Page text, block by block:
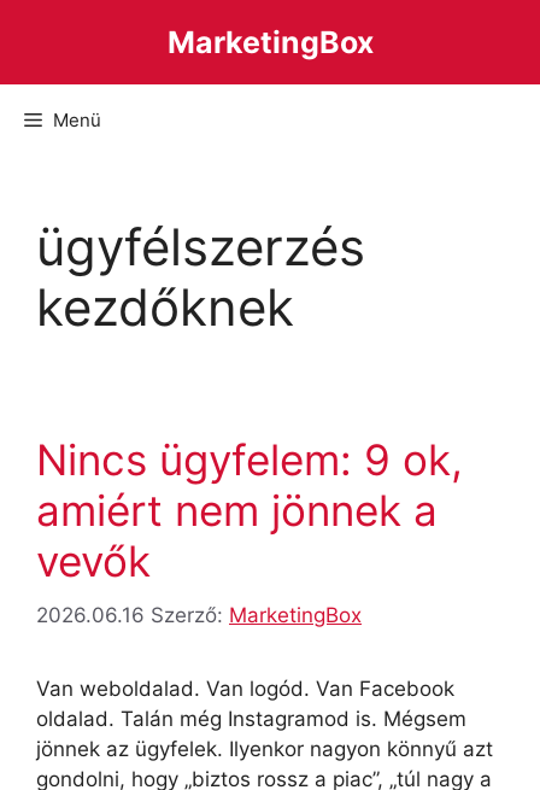
MarketingBox
Menü
ügyfélszerzés
kezdőknek
Nincs ügyfelem: 9 ok,
amiért nem jönnek a
vevők
2026.06.16 Szerző: MarketingBox
Van weboldalad. Van logód. Van Facebook
oldalad. Talán még Instagramod is. Mégsem
jönnek az ügyfelek. Ilyenkor nagyon könnyű azt
gondolni, hogy „biztos rossz a piac”, „túl nagy a